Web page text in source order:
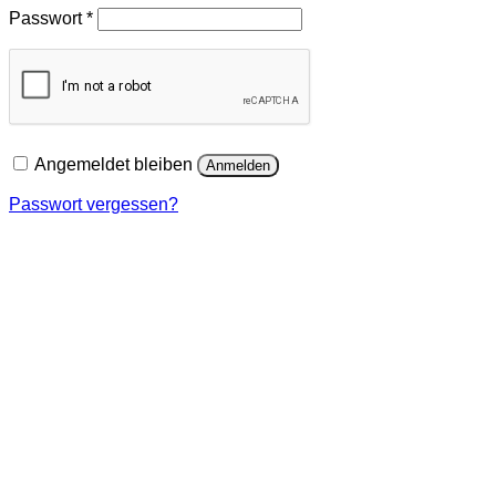
Passwort*Erforderlich
Angemeldet bleiben Anmelden
Passwort vergessen?